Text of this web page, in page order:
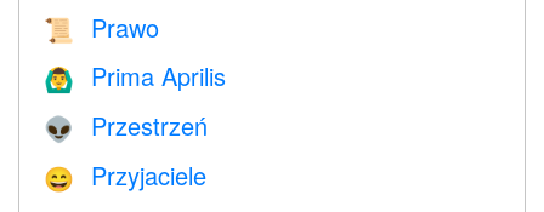
📜 Prawo
🙆‍♂️ Prima Aprilis
👽 Przestrzeń
😄 Przyjaciele